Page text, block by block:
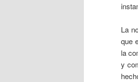
La
que
la
y